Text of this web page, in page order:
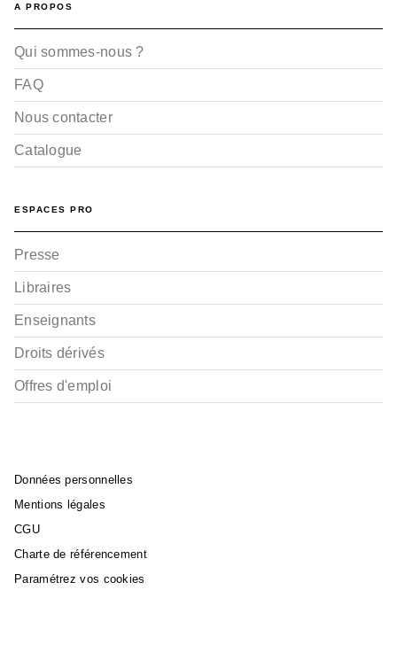
A PROPOS
Qui sommes-nous ?
FAQ
Nous contacter
Catalogue
ESPACES PRO
Presse
Libraires
Enseignants
Droits dérivés
Offres d'emploi
Données personnelles
Mentions légales
CGU
Charte de référencement
Paramétrez vos cookies